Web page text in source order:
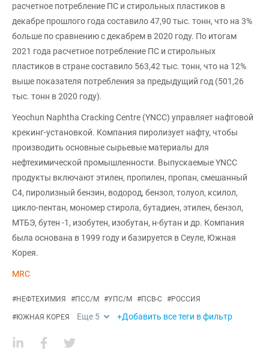
расчетное потребление ПС и стирольных пластиков в
декабре прошлого года составило 47,90 тыс. тонн, что на 3%
больше по сравнению с декабрем в 2020 году. По итогам
2021 года расчетное потребление ПС и стирольных
пластиков в стране составило 563,42 тыс. тонн, что на 12%
выше показателя потребления за предыдущий год (501,26
тыс. тонн в 2020 году).
Yeochun Naphtha Cracking Centre (YNCC) управляет нафтовой
крекинг-установкой. Компания пиролизует нафту, чтобы
производить основные сырьевые материалы для
нефтехимической промышленности. Выпускаемые YNCC
продукты включают этилен, пропилен, пропан, смешанный
С4, пиролизный бензин, водород, бензол, толуол, ксилол,
цикло-пентан, мономер стирола, бутадиен, этилен, бензол,
МТБЭ, бутен -1, изобутен, изобутан, н-бутан и др. Компания
была основана в 1999 году и базируется в Сеуле, Южная
Корея.
MRC
#НЕФТЕХИМИЯ #ПСС/М #УПС/М #ПСВ-С #РОССИЯ
#ЮЖНАЯ КОРЕЯ Еще 5 +Добавить все теги в фильтр